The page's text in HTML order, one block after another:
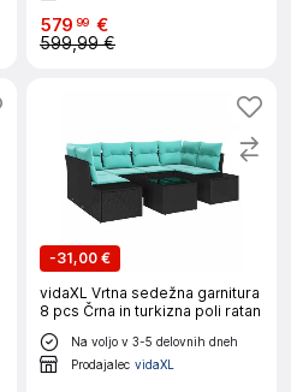
579 99 €
599,99 €
-31,00 €
vidaXL Vrtna sedežna garnitura
8 pcs Črna in turkizna poli ratan
Na voljo v 3-5 delovnih dneh
Prodajalec vidaXL